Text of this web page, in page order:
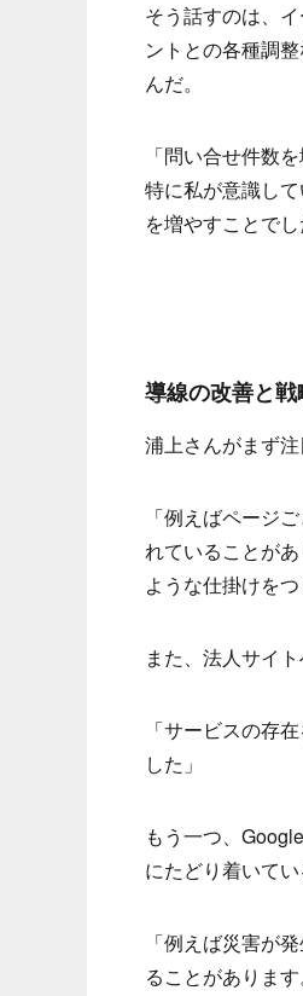
そう話すのは、
ントとの各種調
んだ。
「問い合せ件数
特に私が意識し
を増やすことでし
導線の改善と
浦上さんがまず
「例えばページ
れていることが
ような仕掛けを
また、法人サイ
「サービスの存
した」
もう一つ、
にたどり着いて
「例えば災害が
ることがありま